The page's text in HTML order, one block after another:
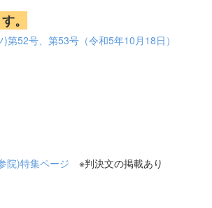
。
52号、第53号（令和5年10月18日）
院)特集ページ ※判決文の掲載あり